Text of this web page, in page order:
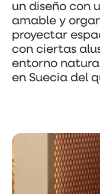
un diseño con
amable y
proyectar
con ciertas
entorno
en Suecia del